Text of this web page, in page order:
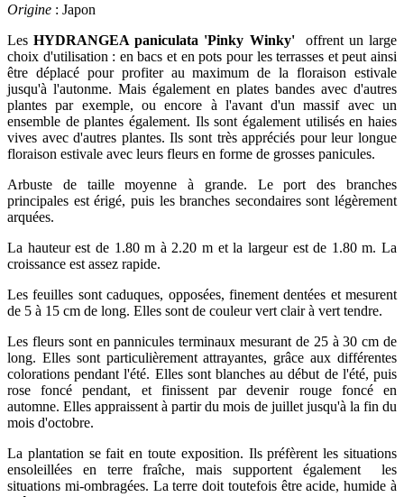
Origine : Japon
LesHYDRANGEA paniculata 'Pinky Winky'
offrent un large
choix d'utilisation : en bacs et en pots pour les terrasses et peut ainsi
être déplacé pour profiter au maximum de la floraison estivale
jusqu'à l'autonme. Mais également en plates bandes avec d'autres
plantes par exemple, ou encore à l'avant d'un massif avec un
ensemble de plantes également. Ils sont également utilisés en haies
vives avec d'autres plantes. Ils sont très appréciés pour leur longue
floraison estivale avec leurs fleurs en forme de grosses panicules.
Arbuste de taille moyenne à grande. Le port des branches
principales est érigé, puis les branches secondaires sont légèrement
arquées.
La hauteur est de 1.80 m à 2.20 m et la largeur est de 1.80 m. La
croissance est assez rapide.
Les feuilles sont caduques, opposées, finement dentées et mesurent
de 5 à 15 cm de long. Elles sont de couleur vert clair à vert tendre.
Les fleurs sont en pannicules terminaux mesurant de 25 à 30 cm de
long. Elles sont particulièrement attrayantes, grâce aux différentes
colorations pendant l'été. Elles sont blanches au début de l'été, puis
rose foncé pendant, et finissent par devenir rouge foncé en
automne. Elles appraissent à partir du mois de juillet jusqu'à la fin du
mois d'octobre.
La plantation se fait en toute exposition. Ils préfèrent les situations
ensoleillées en terre fraîche, mais supportent également les
situations mi-ombragées. La terre doit toutefois être acide, humide à